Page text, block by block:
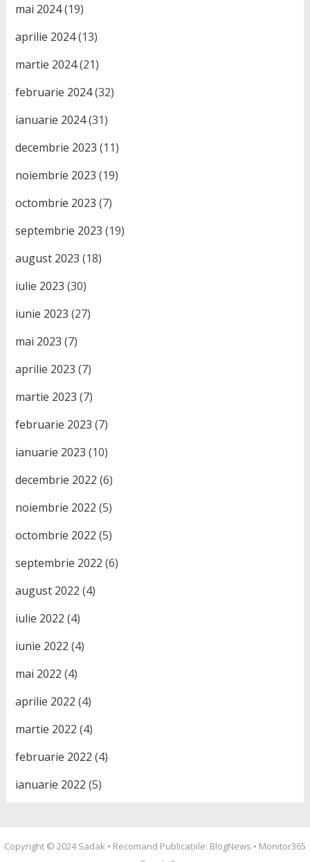
mai 2024(19)
aprilie 2024(13)
martie 2024(21)
februarie 2024(32)
ianuarie 2024(31)
decembrie 2023 (11)
noiembrie 2023 (19)
octombrie 2023 (7)
septembrie 2023 (19)
august 2023 (18)
iulie 2023 (30)
iunie 2023 (27)
mai 2023 (7)
aprilie 2023 (7)
martie 2023 (7)
februarie 2023 (7)
ianuarie 2023 (10)
decembrie 2022 (6)
noiembrie 2022 (5)
octombrie 2022 (5)
septembrie 2022 (6)
august 2022 (4)
iulie 2022 (4)
iunie 2022 (4)
mai 2022 (4)
aprilie 2022 (4)
martie 2022 (4)
februarie 2022 (4)
ianuarie 2022 (5)
Copyright © 2024Sadak • Recomand Publicațiile: BlogNews • Monitor365